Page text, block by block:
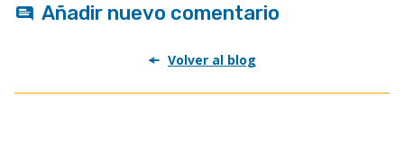
Añadir nuevo comentario
Volver al blog